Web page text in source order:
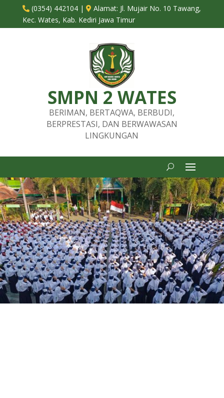
 (0354) 442104|  Alamat: Jl. Mujair No. 10 Tawang,
Kec. Wates, Kab. Kediri Jawa Timur
SMPN 2 WATES
BERIMAN, BERTAQWA, BERBUDI,
BERPRESTASI, DAN BERWAWASAN
LINGKUNGAN